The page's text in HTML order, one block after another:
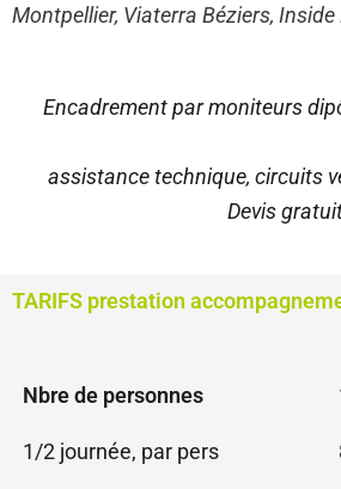
Montpellier, Viaterra Béziers,
Encadrement par moniteurs
assistance technique, circuits
Devis
TARIFS prestation
Nbre de personnes
1/2 journée, par pers